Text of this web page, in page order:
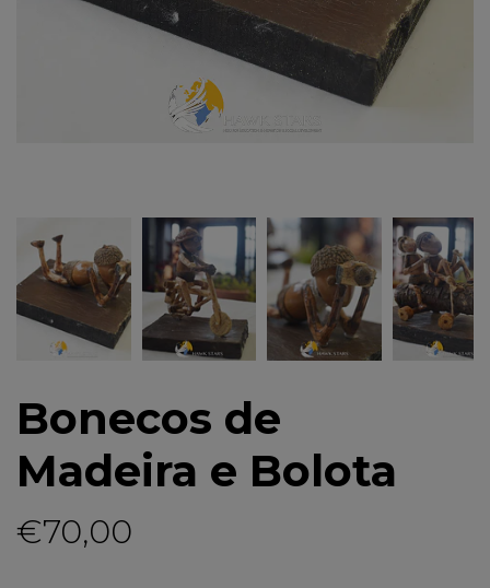
Bonecos de
Madeira e Bolota
€70,00